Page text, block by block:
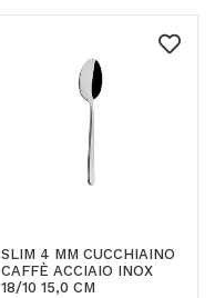
SLIM 4 MM CUCCHIAINO
CAFFÈ ACCIAIO INOX
18/10 15,0 CM